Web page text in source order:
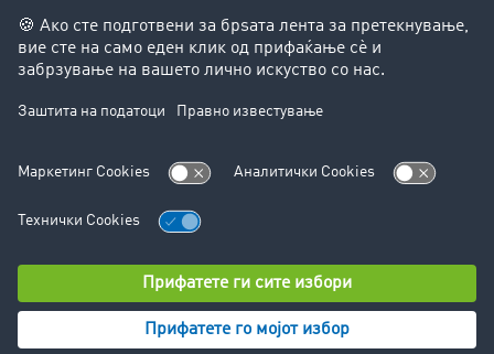
Правни прашања
Импресум
Општи услови на работење
© TIMOCOM GmbH 2024. Сите права се задржани